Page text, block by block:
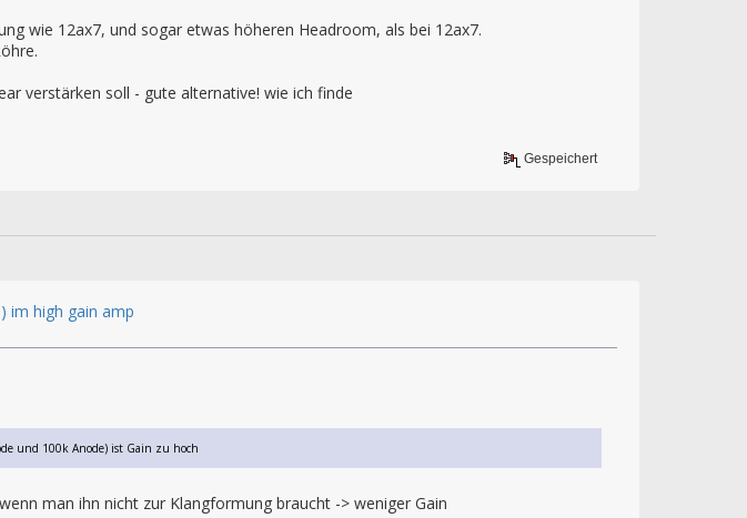
wie 12ax7, und sogar etwas höheren Headroom, als bei 12ax7.
verstärken soll - gute alternative! wie ich finde
Gespeichert
im high gain amp
und 100k Anode) ist Gain zu hoch
man ihn nicht zur Klangformung braucht -> weniger Gain